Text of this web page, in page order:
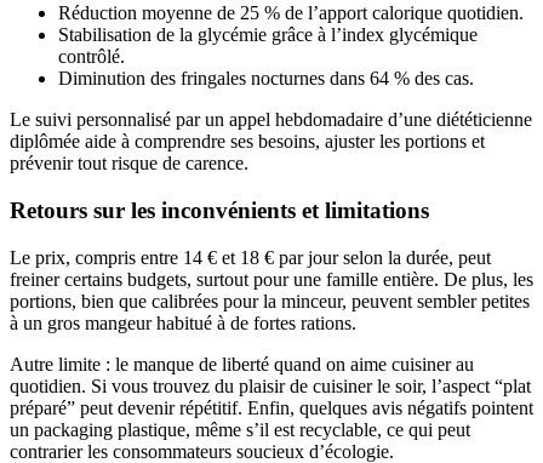
Réduction moyenne de 25 % de l’apport calorique quotidien.
Stabilisation de la glycémie grâce à l’index glycémique
contrôlé.
Diminution des fringales nocturnes dans 64 % des cas.
Le suivi personnalisé par un appel hebdomadaire d’une diététicienne
diplômée aide à comprendre ses besoins, ajuster les portions et
prévenir tout risque de carence.
Retours sur les inconvénients et limitations
Le prix, compris entre 14 € et 18 € par jour selon la durée, peut
freiner certains budgets, surtout pour une famille entière. De plus, les
portions, bien que calibrées pour la minceur, peuvent sembler petites
à un gros mangeur habitué à de fortes rations.
Autre limite : le manque de liberté quand on aime cuisiner au
quotidien. Si vous trouvez du plaisir de cuisiner le soir, l’aspect “plat
préparé” peut devenir répétitif. Enfin, quelques avis négatifs pointent
un packaging plastique, même s’il est recyclable, ce qui peut
contrarier les consommateurs soucieux d’écologie.